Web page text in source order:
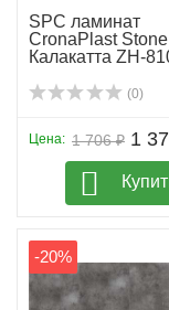
SPC ламинат
CronaPlast
Калакатта ZH-
(0)
1 706 ₽
Цена: 1
-20%